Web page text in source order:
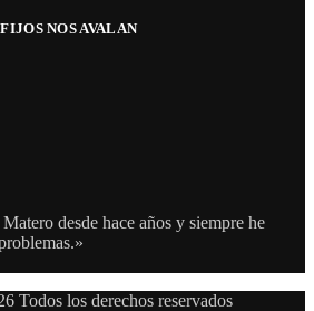
NOS AVALAN
desde hace años y siempre he
Todos los derechos reservados